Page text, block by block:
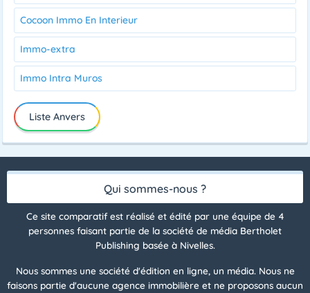
Cocoon Immo En Interieur
Immo-extra
Immo Intra Muros
Liste Anvers
Qui sommes-nous ?
Ce site comparatif est réalisé et édité par une équipe de 4
personnes faisant partie de la société de média Bertholet
Publishing basée à Nivelles.
Nous sommes une société d'édition en ligne, un média. Nous ne
faisons partie d'aucune agence immobilière et ne proposons aucun